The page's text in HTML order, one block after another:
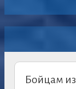
Бойцам